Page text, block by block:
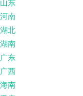
山东
河南
湖北
湖南
广东
广西
海南